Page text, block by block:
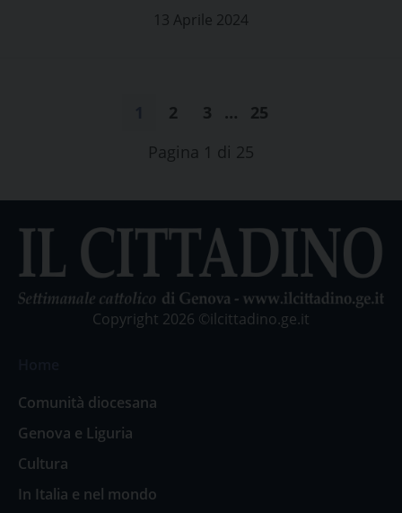
13 Aprile 2024
2 3 …
25
Pagina 1 di 25
Copyright 2026 ©ilcittadino.ge.it
Comunità diocesana
Genova e Liguria
Cultura
In Italia e nel mondo